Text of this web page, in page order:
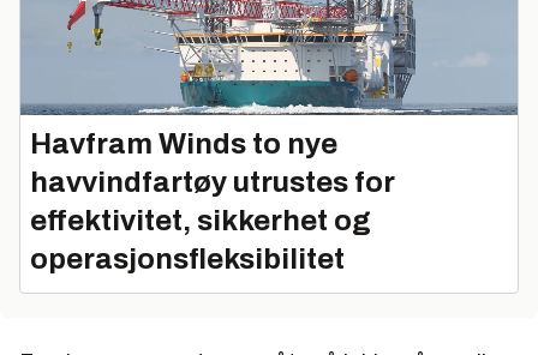
Havfram Winds to nye
havvindfartøy utrustes for
effektivitet, sikkerhet og
operasjonsfleksibilitet